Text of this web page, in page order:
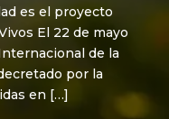
es el proyecto
El 22 de mayo
de la
por la
en […]